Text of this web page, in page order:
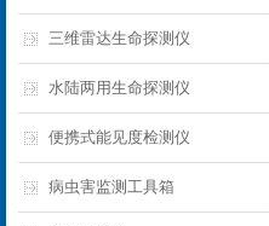
三维雷达生命探测仪
水陆两用生命探测仪
便携式能见度检测仪
病虫害监测工具箱